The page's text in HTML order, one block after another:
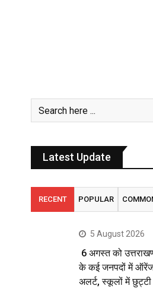
Latest Update
RECENT POPULAR
5 August 2026
6 अगस्त को
के कई जनपदों में
अलर्ट, स्कूलों में